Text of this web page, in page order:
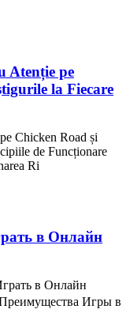
Atenție pe
la Fiecare
Chicken Road și
de Funcționare
Ri
в Онлайн
в Онлайн
Игры в